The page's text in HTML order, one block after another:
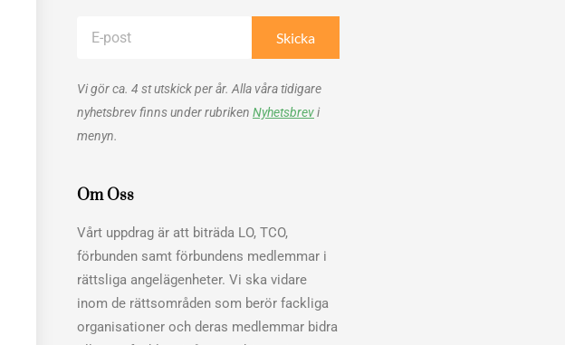
Skicka
Vi gör ca. 4 st utskick per år. Alla våra tidigare
nyhetsbrev finns under rubriken Nyhetsbrevi
menyn.
Om Oss
Vårt uppdrag är att biträda LO, TCO,
förbunden samt förbundens medlemmar i
rättsliga angelägenheter. Vi ska vidare
inom de rättsområden som berör fackliga
organisationer och deras medlemmar bidra